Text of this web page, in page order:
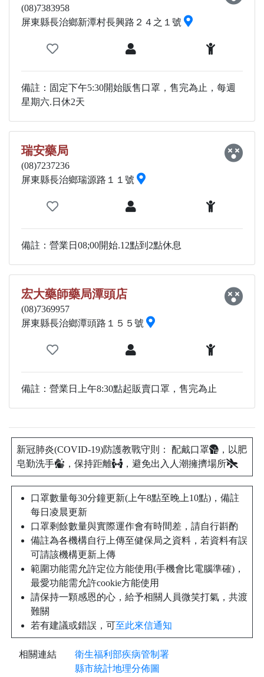
(08)7383958
屏東縣長治鄉新潭村長興路２４之１號
備註：固定下午5:30開始販售口罩，售完為止，每週
星期六.日休2天
瑞安藥局
(08)7237236
屏東縣長治鄉瑞源路１１號
備註：營業日08;00開始.12點到2點休息
宏大藥師藥局潭頭店
(08)7369957
屏東縣長治鄉潭頭路１５５號
備註：營業日上午8:30點起販賣口罩，售完為止
新冠肺炎(COVID-19)防護教戰守則： 配戴口罩
，以肥
皂勤洗手
，保持距離 ，避免出入人潮擁擠場所
口罩數量每30分鐘更新(上午8點至晚上10點)，備註
每日凌晨更新
口罩剩餘數量與實際運作會有時間差，請自行斟酌
備註為各機構自行上傳至健保局之資料，若資料有誤
可請該機構更新上傳
範圍功能需允許定位方能使用(手機會比電腦準確)，
最愛功能需允許cookie方能使用
請保持一顆感恩的心，給予相關人員微笑打氣，共渡
難關
若有建議或錯誤，可至此來信通知
相關連結
衛生福利部疾病管制署
縣市統計地理分佈圖